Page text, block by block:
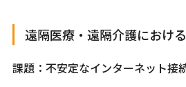
遠隔医療・遠隔介護におけ
課題：不安定なインターネット接